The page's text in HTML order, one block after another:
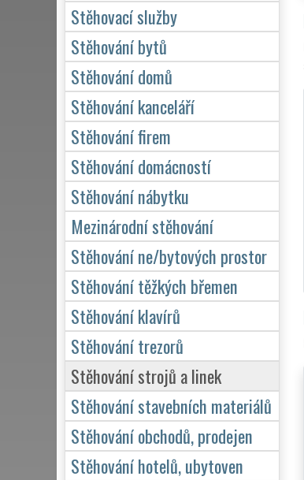
STĚHOVÁNÍ
Naše franchisová
stěhovací servis v
stěhování NON-
domácnosti, tak
kvalitně odvedené
Mám
Stěhovací služby
Stěhování bytů
Stěhování domů
Stěhování kanceláří
Stěhování firem
Stěhování domácností
Stěhování nábytku
Mezinárodní stěhování
Stěhování ne/bytových prostor
Stěhování těžkých břemen
Stěhování klavírů
Stěhování trezorů
Stěhování strojů a linek
Stěhování stavebních materiálů
Stěhování obchodů, prodejen
Stěhování hotelů, ubytoven